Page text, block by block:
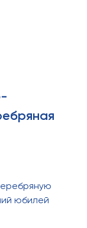
юбилей